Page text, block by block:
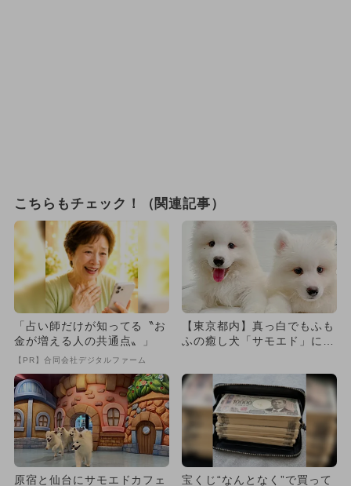
こちらもチェック！（関連記事）
「占い師だけが知ってる〝お
金が増える人の共通点〟」
【PR】合同会社デジタルファーム
【東京都内】真っ白でもふも
ふの癒し犬「サモエド」に会
原宿と仙台にサモエドカフェ
宝くじ“なんとなく”で買って